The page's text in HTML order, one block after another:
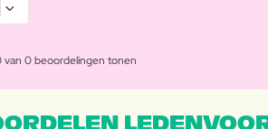
van 0 beoordelingen tonen